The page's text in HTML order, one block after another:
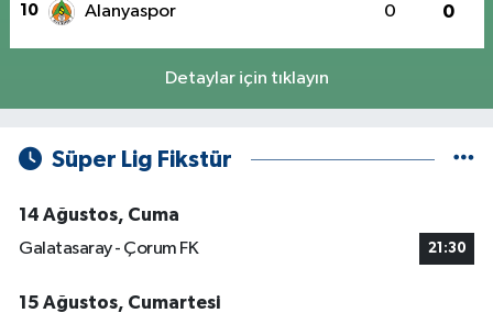
10 Alanyaspor 0 0
Detaylar için tıklayın
Süper Lig Fikstür
14 Ağustos, Cuma
Galatasaray - Çorum FK
21:30
15 Ağustos, Cumartesi